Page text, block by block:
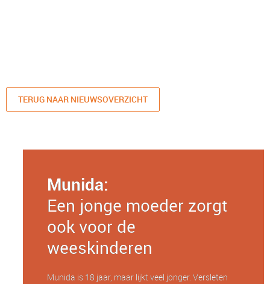
TERUG NAAR NIEUWSOVERZICHT
Munida:
Een jonge moeder zorgt
ook voor de
weeskinderen
Munida is 18 jaar, maar lijkt veel jonger. Versleten